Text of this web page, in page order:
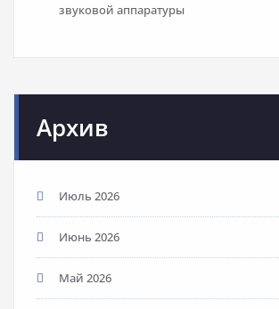
звуковой аппаратуры
Архив
Июль 2026
Июнь 2026
Май 2026